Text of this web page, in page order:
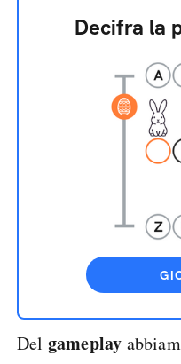
Decifra la
Del gameplay